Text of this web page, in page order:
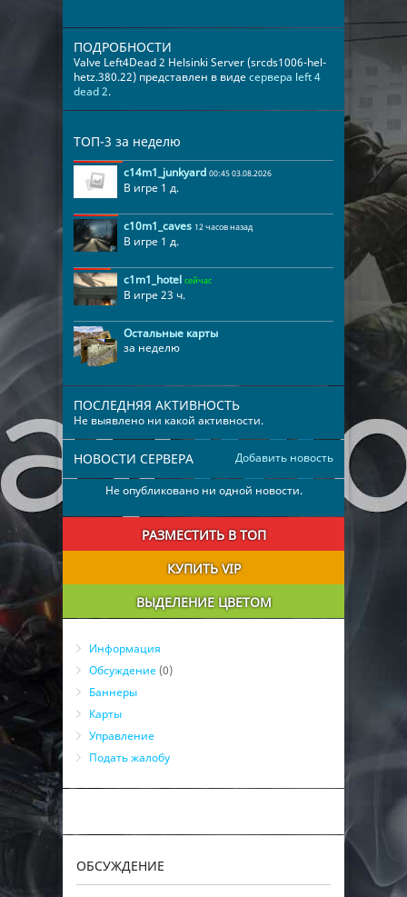
ПОДРОБНОСТИ
Valve Left4Dead 2 Helsinki Server (srcds1006-hel-
hetz.380.22) представлен в видесервера left 4
dead 2.
ТОП-3 за неделю
c14m1_junkyard 00:45 03.08.2026
В игре 1 д.
c10m1_caves 12 часов назад
В игре 1 д.
c1m1_hotel сейчас
В игре 23 ч.
Остальные карты
за неделю
ПОСЛЕДНЯЯ АКТИВНОСТЬ
Не выявлено ни какой активности.
Добавить новость
НОВОСТИ СЕРВЕРА
Не опубликовано ни одной новости.
РАЗМЕСТИТЬ В ТОП
КУПИТЬ VIP
ВЫДЕЛЕНИЕ ЦВЕТОМ
Информация
Обсуждение (0)
Баннеры
Карты
Управление
Подать жалобу
ОБСУЖДЕНИЕ